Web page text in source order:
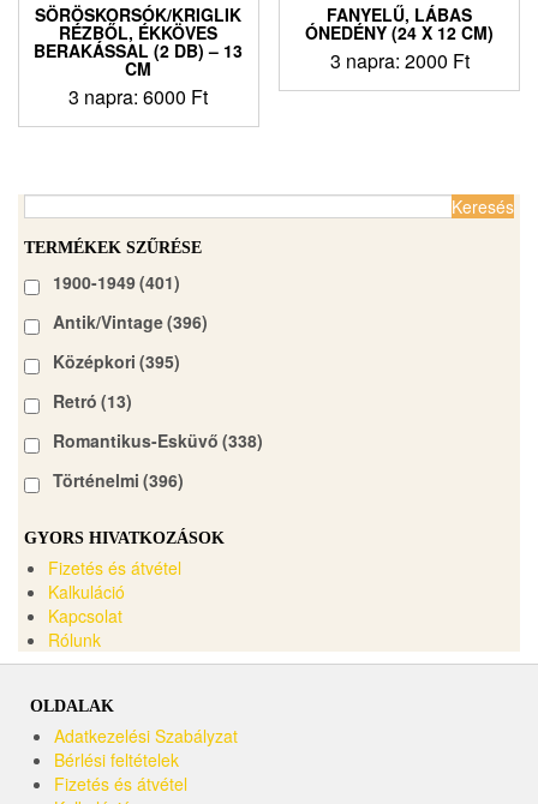
SÖRÖSKORSÓK/KRIGLIK
RÉZBŐL, ÉKKÖVES
BERAKÁSSAL (2 DB) – 13
CM
3 napra:6000 Ft
FANYELŰ, LÁBAS
ÓNEDÉNY (24 X 12 CM)
3 napra: 2000 Ft
TERMÉKEK SZŰRÉSE
1900-1949(401)
Antik/Vintage(396)
Középkori (395)
Retró (13)
Romantikus-Esküvő (338)
Történelmi (396)
GYORS HIVATKOZÁSOK
Fizetés és átvétel
Kalkuláció
Kapcsolat
Rólunk
OLDALAK
Adatkezelési Szabályzat
Bérlési feltételek
Fizetés és átvétel